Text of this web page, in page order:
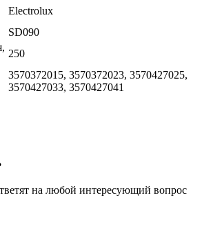
Electrolux
SD090
250
3570372015, 3570372023, 3570427025,
3570427033, 3570427041
на любой интересующий вопрос